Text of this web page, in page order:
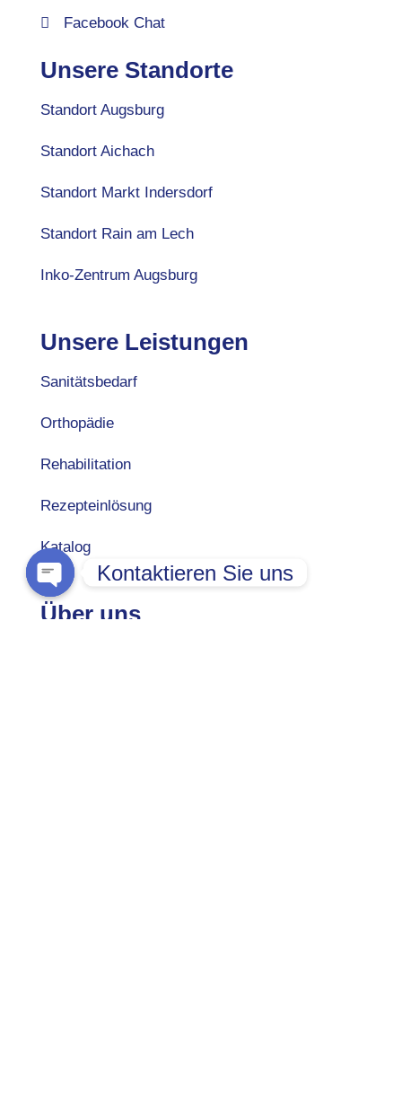
Facebook Chat
Unsere Standorte
Standort Augsburg
Standort Aichach
Standort Markt Indersdorf
Standort Rain am Lech
Inko-Zentrum Augsburg
Unsere Leistungen
Sanitätsbedarf
Orthopädie
Rehabilitation
Rezepteinlösung
Katalog
Über uns
Kontaktieren Sie uns
Open chaty